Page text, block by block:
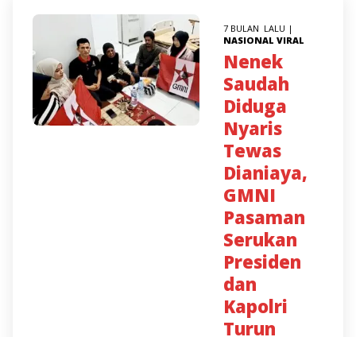
7 BULAN LALU |
NASIONAL VIRAL
Nenek
Saudah
Diduga
Nyaris
Tewas
Dianiaya,
GMNI
Pasaman
Serukan
Presiden
dan
Kapolri
Turun